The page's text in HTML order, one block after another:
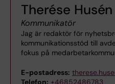
Therése Husén
Kommunikatör
Jag är redaktör för
kommunikationsstöd till
fokus på
E-postadress:
Telefon: +46852486783